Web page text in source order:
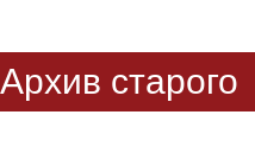
Архив старого